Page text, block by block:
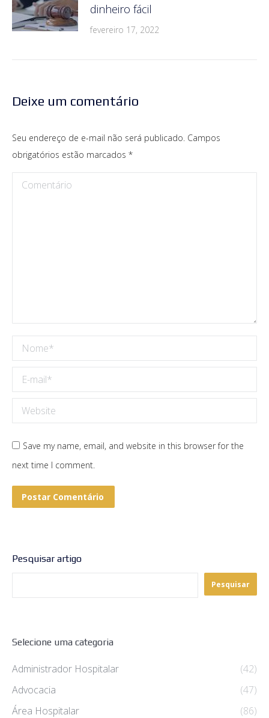
dinheiro fácil
fevereiro 17, 2022
Deixe um comentário
Seu endereço de e-mail não será publicado. Campos
obrigatórios estão marcados *
Comentário
Nome *
E-mail *
Website
Save my name, email, and website in this browser for the
next time I comment.
Postar Comentário
Pesquisar artigo
Pesquisar
Selecione uma categoria
Administrador Hospitalar
(42)
Advocacia
(47)
Área Hospitalar
(86)